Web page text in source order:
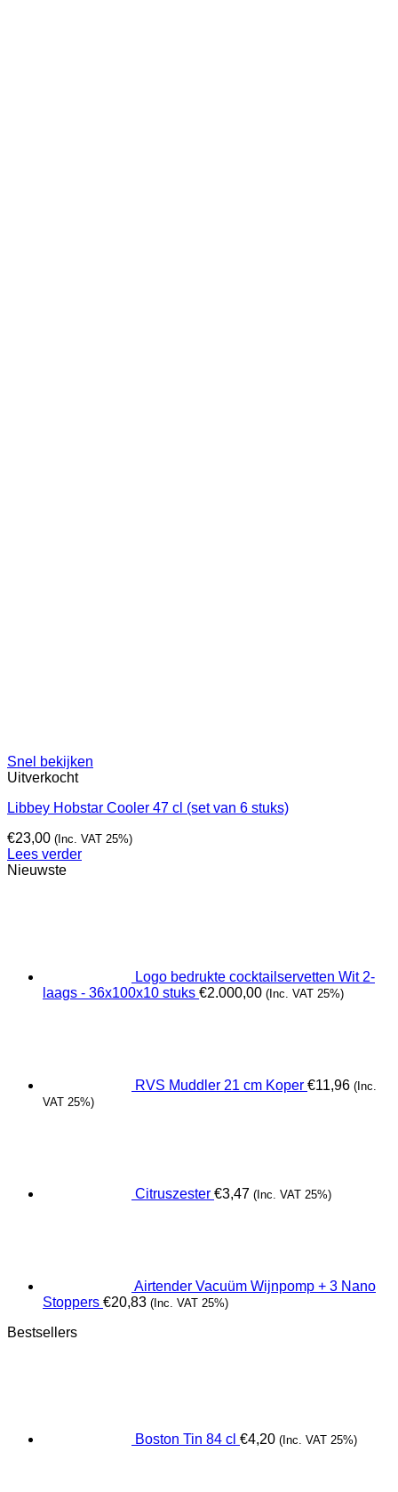
Snel bekijken
Uitverkocht
Libbey Hobstar Cooler 47 cl (set van 6 stuks)
€23,00 (Inc. VAT 25%)
Lees verder
Nieuwste
Logo bedrukte cocktailservetten Wit 2-
laags - 36x100x10 stuks €2.000,00 (Inc. VAT 25%)
RVS Muddler 21 cm Koper €11,96 (Inc.
VAT 25%)
Citruszester €3,47 (Inc. VAT 25%)
Airtender Vacuüm Wijnpomp + 3 Nano
Stoppers €20,83 (Inc. VAT 25%)
Bestsellers
Boston Tin 84 cl €4,20 (Inc. VAT 25%)